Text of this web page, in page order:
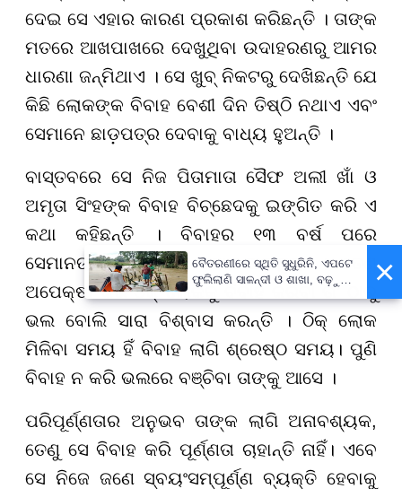
ଦେଇ ସେ ଏହାର କାରଣ ପ୍ରକାଶ କରିଛନ୍ତି । ତାଙ୍କ
ମତରେ ଆଖପାଖରେ ଦେଖୁଥିବା ଉଦାହରଣରୁ ଆମର
ଧାରଣା ଜନ୍ମିଥାଏ । ସେ ଖୁବ୍ ନିକଟରୁ ଦେଖିଛନ୍ତି ଯେ
କିଛି ଲୋକଙ୍କ ବିବାହ ବେଶୀ ଦିନ ତିଷ୍ଠି ନଥାଏ ଏବଂ
ସେମାନେ ଛାଡ଼ପତ୍ର ଦେବାକୁ ବାଧ୍ୟ ହୁଅନ୍ତି ।
ବାସ୍ତବରେ ସେ ନିଜ ପିତାମାତା ସୈଫ ଅଲୀ ଖାଁ ଓ
ଅମୃତା ସିଂହଙ୍କ ବିବାହ ବିଚ୍ଛେଦକୁ ଇଙ୍ଗିତ କରି ଏ
କଥା କହିଛନ୍ତି । ବିବାହର ୧୩ ବର୍ଷ ପରେ
ସେମାନଙ୍କ ଛାଡ଼ପତ୍ର ହୋଇଯାଇଥିଲା । ତେଣୁ
ଅପେକ୍ଷା କରି ଠିକ୍ ଲୋକକୁ ବିବାହ କରିବା ତା’ ଠାରୁ
ଭଲ ବୋଲି ସାରା ବିଶ୍ବାସ କରନ୍ତି । ଠିକ୍ ଲୋକ
ମିଳିବା ସମୟ ହିଁ ବିବାହ ଲାଗି ଶ୍ରେଷ୍ଠ ସମୟ। ପୁଣି
ବିବାହ ନ କରି ଭଲରେ ବଞ୍ଚିବା ତାଙ୍କୁ ଆସେ ।
ପରିପୂର୍ଣ୍ଣତାର ଅନୁଭବ ତାଙ୍କ ଲାଗି ଅନାବଶ୍ୟକ,
ତେଣୁ ସେ ବିବାହ କରି ପୂର୍ଣ୍ଣତା ଚାହାନ୍ତି ନାହିଁ। ଏବେ
ସେ ନିଜେ ଜଣେ ସ୍ବୟଂସମ୍ପୂର୍ଣ୍ଣ ବ୍ୟକ୍ତି ହେବାକୁ
×
ବୈତରଣୀରେ ସ୍ଥିତି ସୁଧୁରିନି, ଏପଟେ
ଫୁଲିଲାଣି ସାଳନ୍ଦୀ ଓ ଶାଖା, ବଢ଼ୁଛି